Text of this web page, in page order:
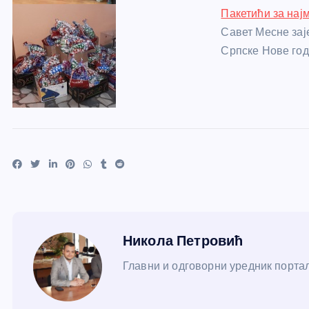
Пакетићи за
Савет Месне
Српске Нове
Никола Петровић
Главни и одговорни уредник